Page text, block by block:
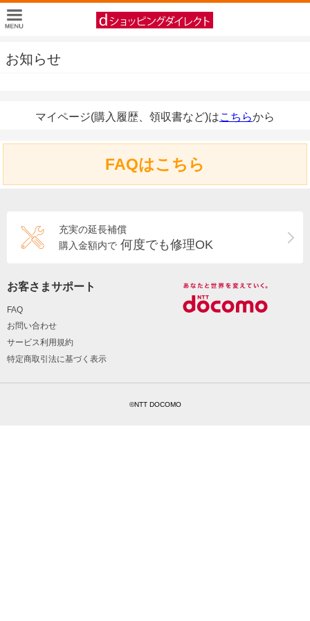
お知らせ
マイページ(購入履歴、領収書など)はこちらから
FAQはこちら
充実の延長補償
購入金額内で 何度でも修理OK
お客さまサポート
FAQ
お問い合わせ
サービス利用規約
特定商取引法に基づく表示
©NTT DOCOMO